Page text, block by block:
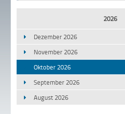
2026
Dezember 2026
November 2026
Oktober 2026
September 2026
August 2026